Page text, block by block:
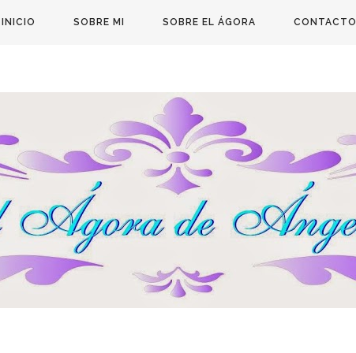
INICIO SOBRE MI SOBRE EL ÁGORA CONTACTO